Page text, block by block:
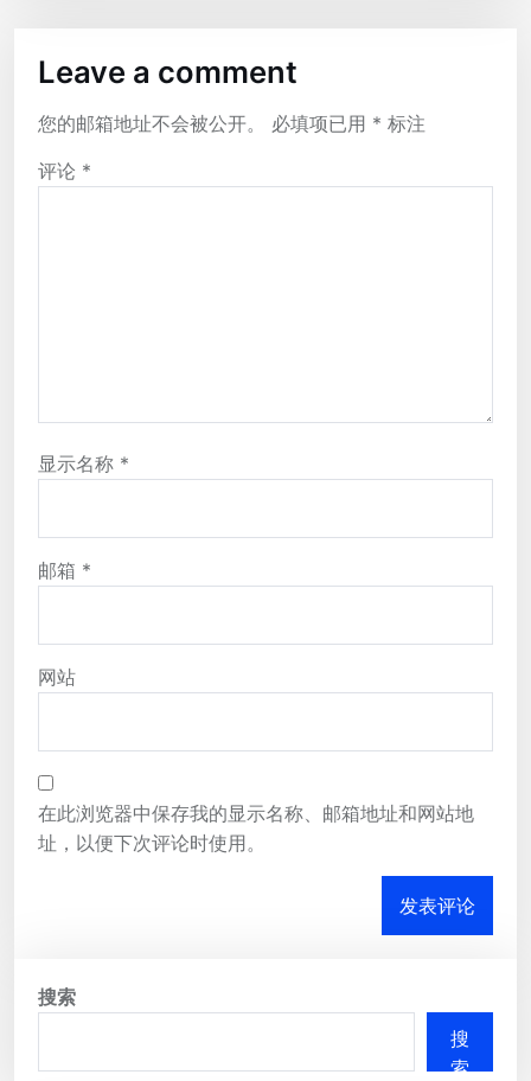
Leave a comment
您的邮箱地址不会被公开。 必填项已用 * 标注
评论 *
显示名称 *
邮箱 *
网站
在此浏览器中保存我的显示名称、邮箱地址和网站地
址，以便下次评论时使用。
搜索
搜
索